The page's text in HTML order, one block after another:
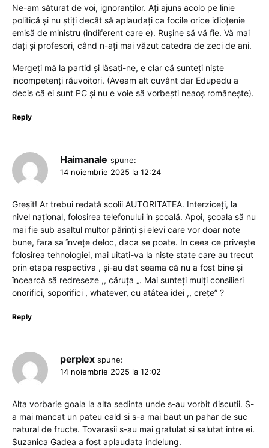
Ne-am săturat de voi, ignoranților. Ați ajuns acolo pe linie
politică și nu știți decât să aplaudați ca focile orice idioțenie
emisă de ministru (indiferent care e). Rușine să vă fie. Vă mai
dați și profesori, când n-ați mai văzut catedra de zeci de ani.
Mergeți mă la partid și lăsați-ne, e clar că sunteți niște
incompetenți răuvoitori. (Aveam alt cuvânt dar Edupedu a
decis că ei sunt PC și nu e voie să vorbești neaoș românește).
Reply
Haimanale spune:
14 noiembrie 2025 la 12:24
Greșit! Ar trebui redată scolii AUTORITATEA. Interziceți, la
nivel național, folosirea telefonului in școală. Apoi, școala să nu
mai fie sub asaltul multor părinți și elevi care vor doar note
bune, fara sa învețe deloc, daca se poate. In ceea ce privește
folosirea tehnologiei, mai uitati-va la niste state care au trecut
prin etapa respectiva , și-au dat seama că nu a fost bine și
încearcă să redreseze ,, căruța „. Mai sunteți mulți consilieri
onorifici, soporifici , whatever, cu atâtea idei ,, crețe” ?
Reply
perplex spune:
14 noiembrie 2025 la 12:02
Alta vorbarie goala la alta sedinta unde s-au vorbit discutii. S-
a mai mancat un pateu cald si s-a mai baut un pahar de suc
natural de fructe. Tovarasii s-au mai gratulat si salutat intre ei.
Suzanica Gadea a fost aplaudata indelung.